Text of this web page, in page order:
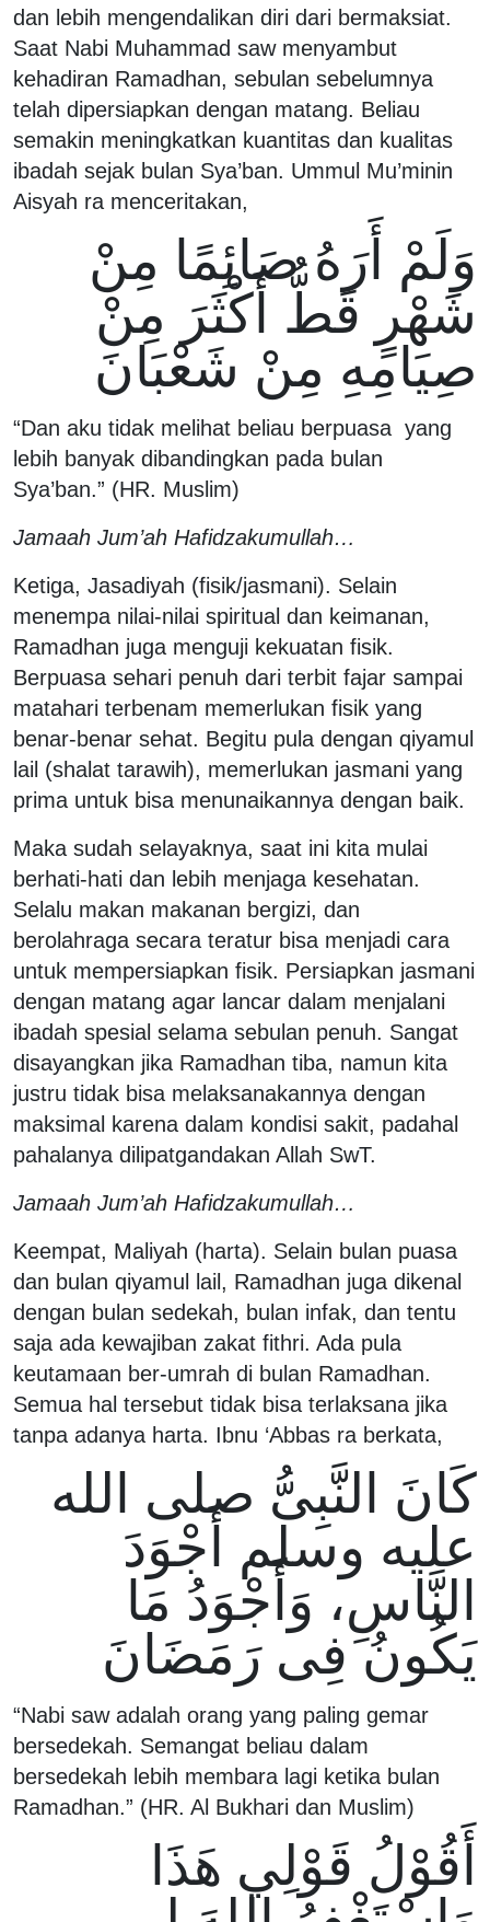
dan lebih mengendalikan diri dari bermaksiat.
Saat Nabi Muhammad saw menyambut
kehadiran Ramadhan, sebulan sebelumnya
telah dipersiapkan dengan matang. Beliau
semakin meningkatkan kuantitas dan kualitas
ibadah sejak bulan Sya’ban. Ummul Mu’minin
Aisyah ra menceritakan,
وَلَمْ أَرَهُ صَائِمًا مِنْ
شَهْرٍ قَطُّ أَكْثَرَ مِنْ
صِيَامِهِ مِنْ شَعْبَانَ
“Dan aku tidak melihat beliau berpuasa yang
lebih banyak dibandingkan pada bulan
Sya’ban.” (HR. Muslim)
Jamaah Jum’ah Hafidzakumullah…
Ketiga, Jasadiyah (fisik/jasmani). Selain
menempa nilai-nilai spiritual dan keimanan,
Ramadhan juga menguji kekuatan fisik.
Berpuasa sehari penuh dari terbit fajar sampai
matahari terbenam memerlukan fisik yang
benar-benar sehat. Begitu pula dengan qiyamul
lail (shalat tarawih), memerlukan jasmani yang
prima untuk bisa menunaikannya dengan baik.
Maka sudah selayaknya, saat ini kita mulai
berhati-hati dan lebih menjaga kesehatan.
Selalu makan makanan bergizi, dan
berolahraga secara teratur bisa menjadi cara
untuk mempersiapkan fisik. Persiapkan jasmani
dengan matang agar lancar dalam menjalani
ibadah spesial selama sebulan penuh. Sangat
disayangkan jika Ramadhan tiba, namun kita
justru tidak bisa melaksanakannya dengan
maksimal karena dalam kondisi sakit, padahal
pahalanya dilipatgandakan Allah SwT.
Jamaah Jum’ah Hafidzakumullah…
Keempat, Maliyah (harta). Selain bulan puasa
dan bulan qiyamul lail, Ramadhan juga dikenal
dengan bulan sedekah, bulan infak, dan tentu
saja ada kewajiban zakat fithri. Ada pula
keutamaan ber-umrah di bulan Ramadhan.
Semua hal tersebut tidak bisa terlaksana jika
tanpa adanya harta. Ibnu ‘Abbas ra berkata,
كَانَ النَّبِىُّ صلى الله
عليه وسلم أَجْوَدَ
النَّاسِ، وَأَجْوَدُ مَا
يَكُونُ فِى رَمَضَانَ
“Nabi saw adalah orang yang paling gemar
bersedekah. Semangat beliau dalam
bersedekah lebih membara lagi ketika bulan
Ramadhan.” (HR. Al Bukhari dan Muslim)
أَقُوْلُ قَوْلِي هَذَا